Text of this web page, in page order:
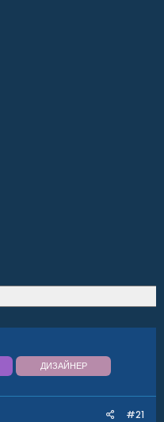
ДИЗАЙНЕР
#21